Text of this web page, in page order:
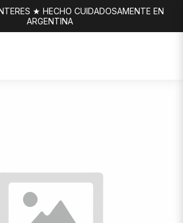
★ HECHO CUIDADOSAMENTE EN
ARGENTINA